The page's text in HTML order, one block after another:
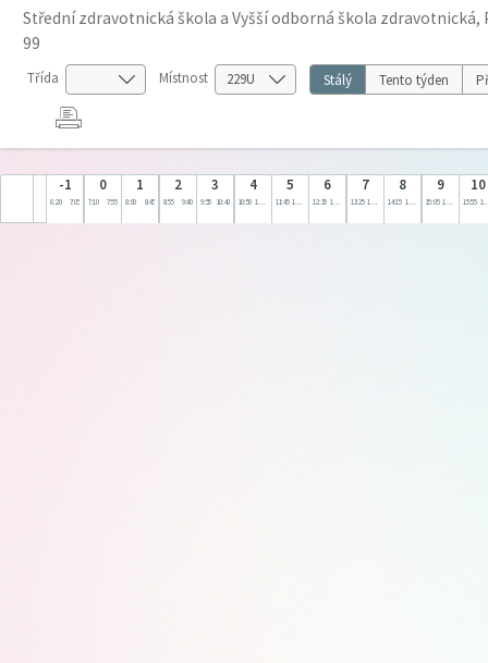
Střední zdravotnická škola a Vyšší odborná škola zdravotnická,
99
Třída Místnost Stálý Tento týden
-1
6:20 7:05
0
7:10 7:55
1
8:00 8:45
2
8:55 9:40
3
9:55 10:40
4
10:50 11:35
5
11:45 12:30
6
12:35 13:20
7
13:25 14:10
8
14:15 15:00
9
15:05 15:50
10
15:55